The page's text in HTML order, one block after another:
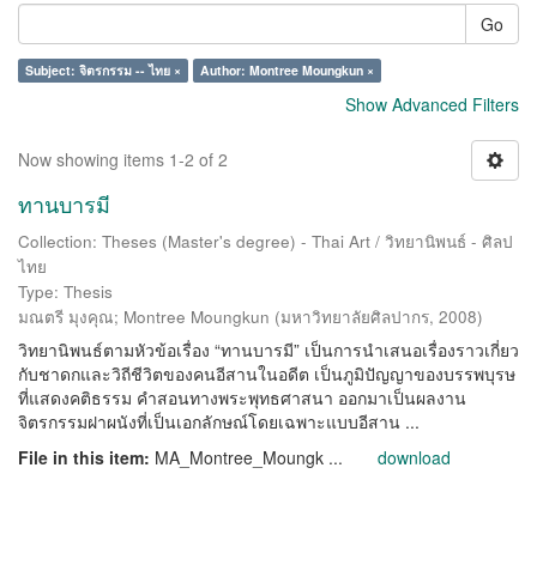
Go
Subject: จิตรกรรม -- ไทย × Author: Montree Moungkun ×
Show Advanced Filters
Now showing items 1-2 of 2
ทานบารมี
Collection: Theses (Master's degree) - Thai Art / วิทยานิพนธ์ - ศิลป
ไทย
Type: Thesis
มณตรี มุงคุณ; Montree Moungkun (มหาวิทยาลัยศิลปากร, 2008)
วิทยานิพนธ์ตามหัวข้อเรื่อง “ทานบารมี” เป็นการนำเสนอเรื่องราวเกี่ยว
กับชาดกและวิถีชีวิตของคนอีสานในอดีต เป็นภูมิปัญญาของบรรพบุรษ
ที่แสดงคติธรรม คำสอนทางพระพุทธศาสนา ออกมาเป็นผลงาน
จิตรกรรมฝาผนังที่เป็นเอกลักษณ์โดยเฉพาะแบบอีสาน ...
File in this item: MA_Montree_Moungk ... download